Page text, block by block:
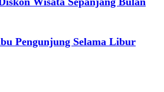
Pengunjung Selama Libur